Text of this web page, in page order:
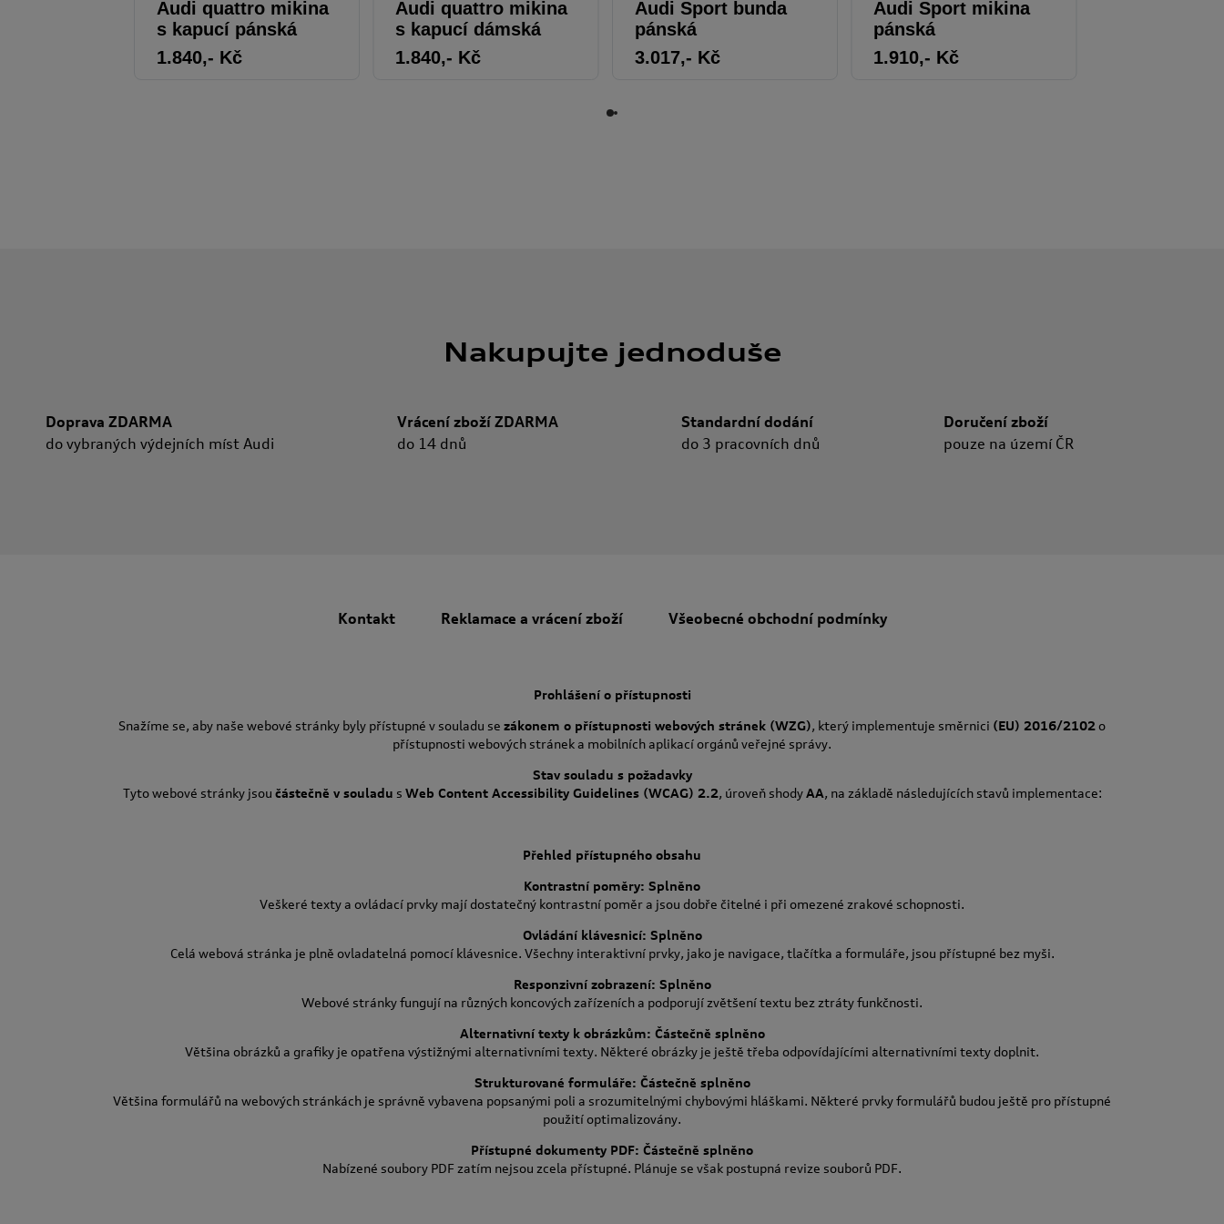
Audi quattro mikina
s kapucí pánská
1.840,- Kč
Audi quattro mikina
s kapucí dámská
1.840,- Kč
Audi Sport bunda
pánská
3.017,- Kč
Audi Sport mikina
pánská
1.910,- Kč
Nakupujte jednoduše
Doprava ZDARMA
do vybraných výdejních míst Audi
Vrácení zboží ZDARMA
do 14 dnů
Standardní dodání
do 3 pracovních dnů
Doručení zboží
pouze na území ČR
Kontakt Reklamace a vrácení zboží Všeobecné obchodní podmínky
Prohlášení o přístupnosti
Snažíme se, aby naše webové stránky byly přístupné v souladu se zákonem o přístupnosti webových stránek (WZG), který implementuje směrnici (EU) 2016/2102o
přístupnosti webových stránek a mobilních aplikací orgánů veřejné správy.
Stav souladu s požadavky
Tyto webové stránky jsou částečně v souladu s Web Content Accessibility Guidelines (WCAG) 2.2, úroveň shodyAA, na základě následujících stavů implementace:
Přehled přístupného obsahu
Kontrastní poměry: Splněno
Veškeré texty a ovládací prvky mají dostatečný kontrastní poměr a jsou dobře čitelné i při omezené zrakové schopnosti.
Ovládání klávesnicí: Splněno
Celá webová stránka je plně ovladatelná pomocí klávesnice. Všechny interaktivní prvky, jako je navigace, tlačítka a formuláře, jsou přístupné bez myši.
Responzivní zobrazení: Splněno
Webové stránky fungují na různých koncových zařízeních a podporují zvětšení textu bez ztráty funkčnosti.
Alternativní texty k obrázkům: Částečně splněno
Většina obrázků a grafiky je opatřena výstižnými alternativními texty. Některé obrázky je ještě třeba odpovídajícími alternativními texty doplnit.
Strukturované formuláře: Částečně splněno
Většina formulářů na webových stránkách je správně vybavena popsanými poli a srozumitelnými chybovými hláškami. Některé prvky formulářů budou ještě pro přístupné
použití optimalizovány.
Přístupné dokumenty PDF: Částečně splněno
Nabízené soubory PDF zatím nejsou zcela přístupné. Plánuje se však postupná revize souborů PDF.